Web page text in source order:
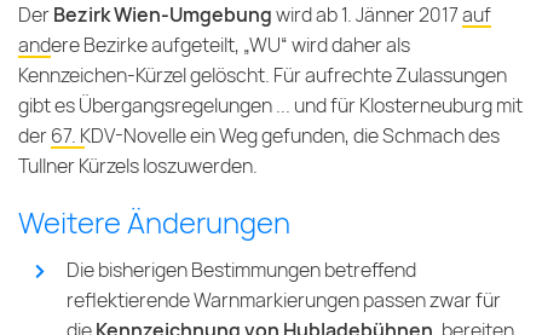
DerBezirk Wien-Umgebungwird ab 1. Jänner 2017auf
andere Bezirke aufgeteilt, „WU“ wird daher als
Kennzeichen-Kürzel gelöscht. Für aufrechte Zulassungen
gibt es Übergangsregelungen ... und für Klosterneuburg mit
der67. KDV-Novelleein Weg gefunden, die Schmach des
Tullner Kürzels loszuwerden.
Weitere Änderungen
Die bisherigen Bestimmungen betreffend
reflektierende Warnmarkierungen passen zwar für